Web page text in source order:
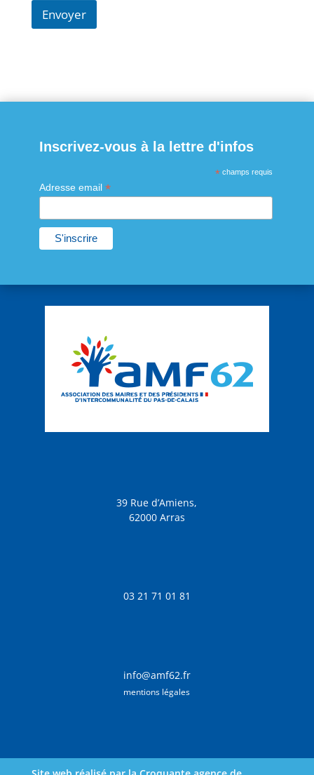
Envoyer
Inscrivez-vous à la lettre d'infos
* champs requis
Adresse email *
39 Rue d’Amiens,
62000 Arras
03 21 71 01 81
info@amf62.fr
mentions légales